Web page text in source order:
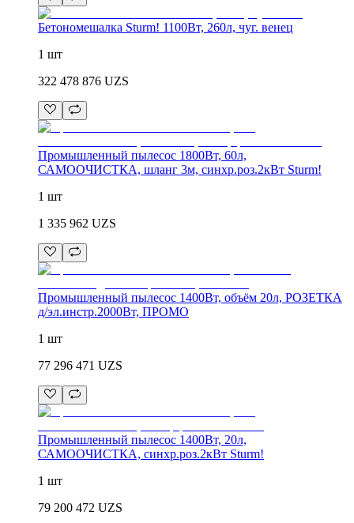
Бетономешалка Sturm! 1100Вт, 260л, чуг. венец
1 шт
322 478 876 UZS
Промышленный пылесос 1800Вт, 60л,
САМООЧИСТКА, шланг 3м, синхр.роз.2кВт Sturm!
1 шт
1 335 962 UZS
Промышленный пылесос 1400Вт, объём 20л, РОЗЕТКА
д/эл.инстр.2000Вт, ПРОМО
1 шт
77 296 471 UZS
Промышленный пылесос 1400Вт, 20л,
САМООЧИСТКА, синхр.роз.2кВт Sturm!
1 шт
79 200 472 UZS